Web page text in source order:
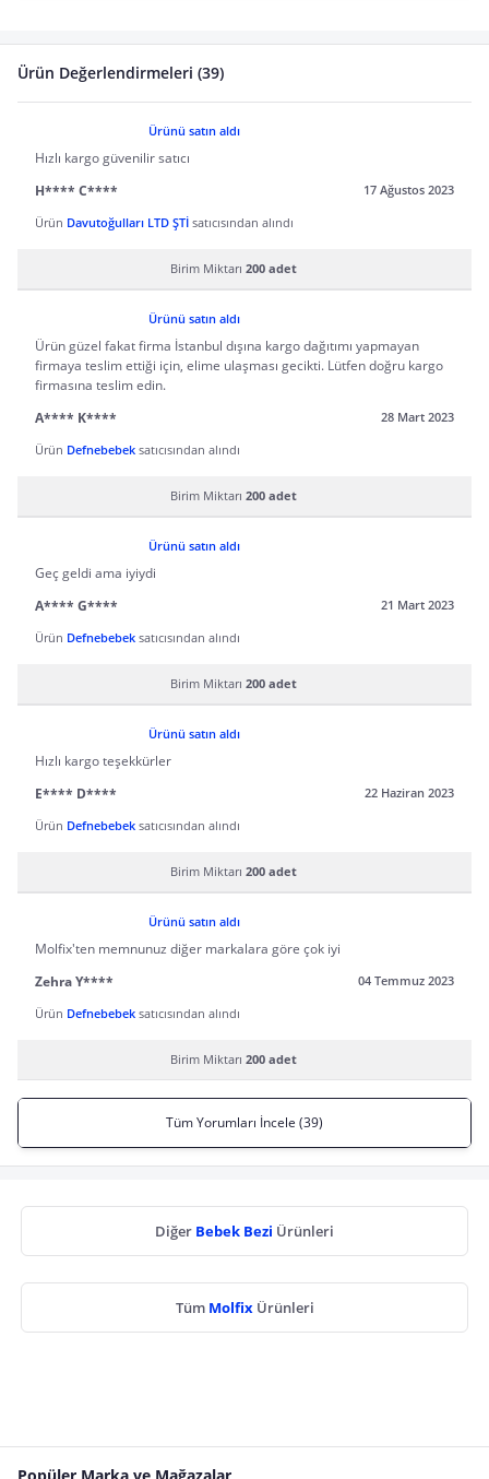
Ürün Değerlendirmeleri (39)
Ürünü satın aldı
Hızlı kargo güvenilir satıcı
H**** C****
17 Ağustos 2023
Ürün Davutoğulları LTD ŞTİ satıcısından alındı
Birim Miktarı 200 adet
Ürünü satın aldı
Ürün güzel fakat firma İstanbul dışına kargo dağıtımı yapmayan
firmaya teslim ettiği için, elime ulaşması gecikti. Lütfen doğru kargo
firmasına teslim edin.
A**** K****
28 Mart 2023
Ürün Defnebebek satıcısından alındı
Birim Miktarı 200 adet
Ürünü satın aldı
Geç geldi ama iyiydi
A**** G****
21 Mart 2023
Ürün Defnebebek satıcısından alındı
Birim Miktarı 200 adet
Ürünü satın aldı
Hızlı kargo teşekkürler
E**** D****
22 Haziran 2023
Ürün Defnebebek satıcısından alındı
Birim Miktarı 200 adet
Ürünü satın aldı
Molfix'ten memnunuz diğer markalara göre çok iyi
Zehra Y****
04 Temmuz 2023
Ürün Defnebebek satıcısından alındı
Birim Miktarı 200 adet
Tüm Yorumları İncele (39)
Diğer Bebek Bezi Ürünleri
Tüm Molfix Ürünleri